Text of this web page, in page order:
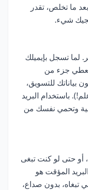
بعد ما تخلص، تقدر
شيء.
تسجل بإيميلك
جزء من
للتسويق،
باستخدام البريد
وتحمي نفسك من
حتى لو كنت تبغى
المؤقت هو
تبغاه، بدون صداع،